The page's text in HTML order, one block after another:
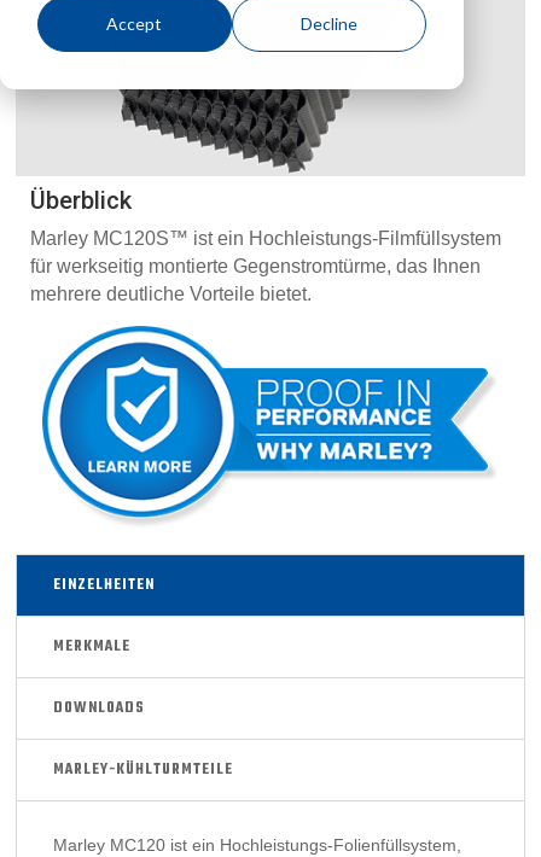
Accept Decline
Überblick
Marley MC120S™ ist ein Hochleistungs-Filmfüllsystem
für werkseitig montierte Gegenstromtürme, das Ihnen
mehrere deutliche Vorteile bietet.
EINZELHEITEN
MERKMALE
DOWNLOADS
MARLEY-KÜHLTURMTEILE
Marley MC120 ist ein Hochleistungs-Folienfüllsystem,